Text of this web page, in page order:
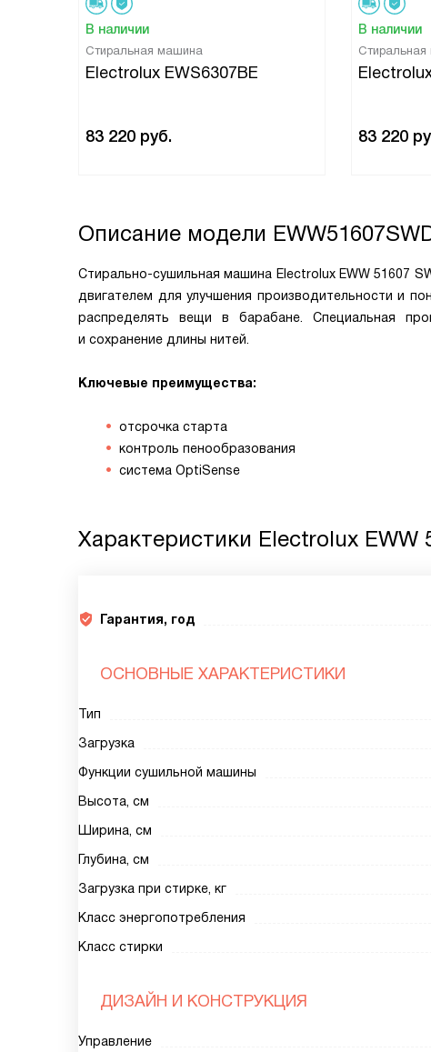
В наличии
Стиральная машина
Electrolux EWS6307BE
83 220 руб.
В наличии
83 220
Описание модели
Стирально-сушильная машина Electrolux EWW 51607
двигателем для улучшения производительности и
распределять вещи в барабане. Специальная
и сохранение длины нитей.
Ключевые преимущества:
отсрочка старта
контроль пенообразования
система OptiSense
Характеристики Electrolux EWW
Гарантия, год
ОСНОВНЫЕ ХАРАКТЕРИСТИКИ
Тип
Загрузка
Функции сушильной машины
Высота, см
Ширина, см
Глубина, см
Загрузка при стирке, кг
Класс энергопотребления
Класс стирки
ДИЗАЙН И КОНСТРУКЦИЯ
Управление